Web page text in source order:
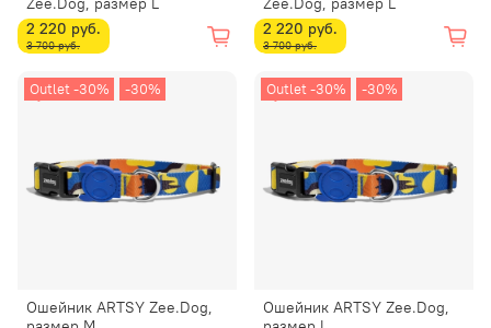
2 220 руб.
3 700 руб.
2 220 руб.
3 700 руб.
Outlet -30% -30%
Ошейник ARTSY Zee.Dog,
Outlet -30% -30%
Ошейник ARTSY Zee.Dog,